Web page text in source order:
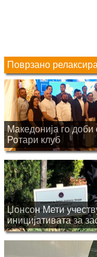
Поврзано
Македонија го доби
Ротари клуб
Џонсон Мети
иницијативата за
на национално ниво